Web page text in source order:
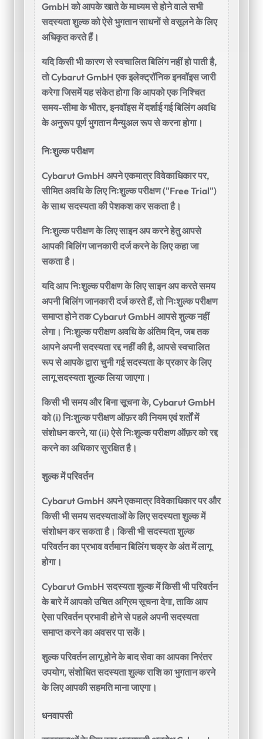
GmbH को आपके खाते के माध्यम से होने वाले सभी
सदस्यता शुल्क को ऐसे भुगतान साधनों से वसूलने के लिए
अधिकृत करते हैं।
यदि किसी भी कारण से स्वचालित बिलिंग नहीं हो पाती है,
तो Cybarut GmbH एक इलेक्ट्रॉनिक इनवॉइस जारी
करेगा जिसमें यह संकेत होगा कि आपको एक निश्चित
समय-सीमा के भीतर, इनवॉइस में दर्शाई गई बिलिंग अवधि
के अनुरूप पूर्ण भुगतान मैन्युअल रूप से करना होगा।
निःशुल्क परीक्षण
Cybarut GmbH अपने एकमात्र विवेकाधिकार पर,
सीमित अवधि के लिए निःशुल्क परीक्षण ("Free Trial")
के साथ सदस्यता की पेशकश कर सकता है।
निःशुल्क परीक्षण के लिए साइन अप करने हेतु आपसे
आपकी बिलिंग जानकारी दर्ज करने के लिए कहा जा
सकता है।
यदि आप निःशुल्क परीक्षण के लिए साइन अप करते समय
अपनी बिलिंग जानकारी दर्ज करते हैं, तो निःशुल्क परीक्षण
समाप्त होने तक Cybarut GmbH आपसे शुल्क नहीं
लेगा। निःशुल्क परीक्षण अवधि के अंतिम दिन, जब तक
आपने अपनी सदस्यता रद्द नहीं की है, आपसे स्वचालित
रूप से आपके द्वारा चुनी गई सदस्यता के प्रकार के लिए
लागू सदस्यता शुल्क लिया जाएगा।
किसी भी समय और बिना सूचना के, Cybarut GmbH
को (i) निःशुल्क परीक्षण ऑफ़र की नियम एवं शर्तों में
संशोधन करने, या (ii) ऐसे निःशुल्क परीक्षण ऑफ़र को रद्द
करने का अधिकार सुरक्षित है।
शुल्क में परिवर्तन
Cybarut GmbH अपने एकमात्र विवेकाधिकार पर और
किसी भी समय सदस्यताओं के लिए सदस्यता शुल्क में
संशोधन कर सकता है। किसी भी सदस्यता शुल्क
परिवर्तन का प्रभाव वर्तमान बिलिंग चक्र के अंत में लागू
होगा।
Cybarut GmbH सदस्यता शुल्क में किसी भी परिवर्तन
के बारे में आपको उचित अग्रिम सूचना देगा, ताकि आप
ऐसा परिवर्तन प्रभावी होने से पहले अपनी सदस्यता
समाप्त करने का अवसर पा सकें।
शुल्क परिवर्तन लागू होने के बाद सेवा का आपका निरंतर
उपयोग, संशोधित सदस्यता शुल्क राशि का भुगतान करने
के लिए आपकी सहमति माना जाएगा।
धनवापसी